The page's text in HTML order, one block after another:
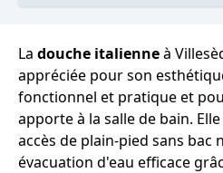
La douche italienneà
appréciée pour son
fonctionnel et pratique et
apporte à la salle de bain.
accès de plain-pied sans bac
évacuation d'eau efficace